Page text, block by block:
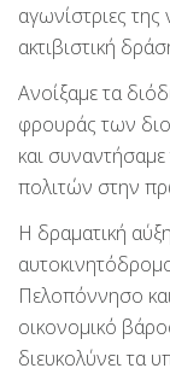
αγωνίστριες
ακτιβιστική
Ανοίξαμε τα
φρουράς των
και
πολιτών στην
Η δραματική
Πελοπόννησο
οικονομικό
διευκολύνει τα